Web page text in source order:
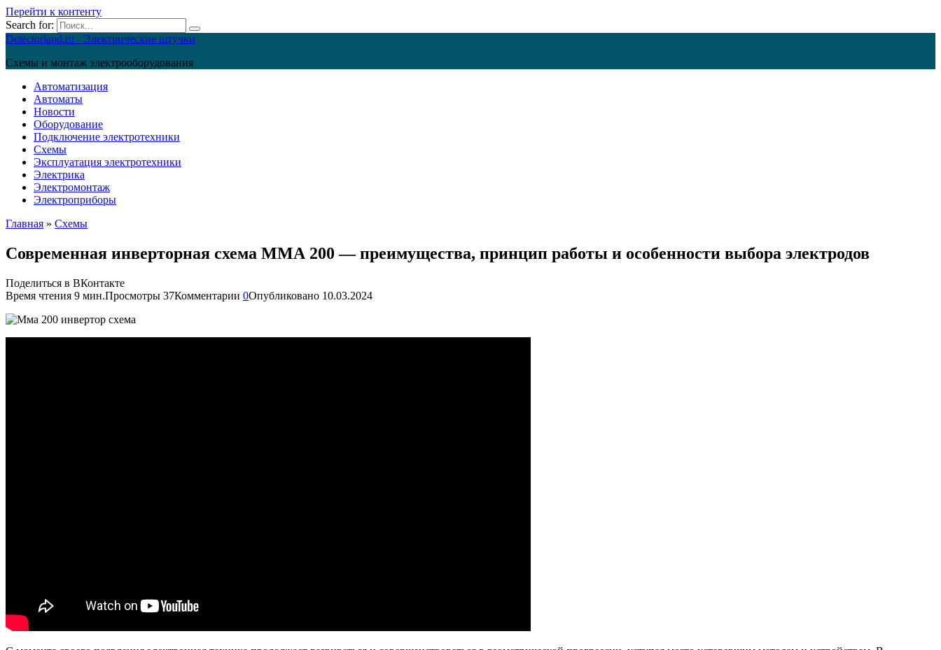
Перейти к контенту
Search for:
Detectorland.ru - Электрические штучки
Схемы и монтаж электрооборудования
Автоматизация
Автоматы
Новости
Оборудование
Подключение электротехники
Схемы
Эксплуатация электротехники
Электрика
Электромонтаж
Электроприборы
Главная » Схемы
Современная инверторная схема ММА 200 — преимущества, принцип работы и особенности выбора электродов
Поделиться в ВКонтакте
Время чтения 9 мин.Просмотры 37Комментарии 0Опубликовано 10.03.2024